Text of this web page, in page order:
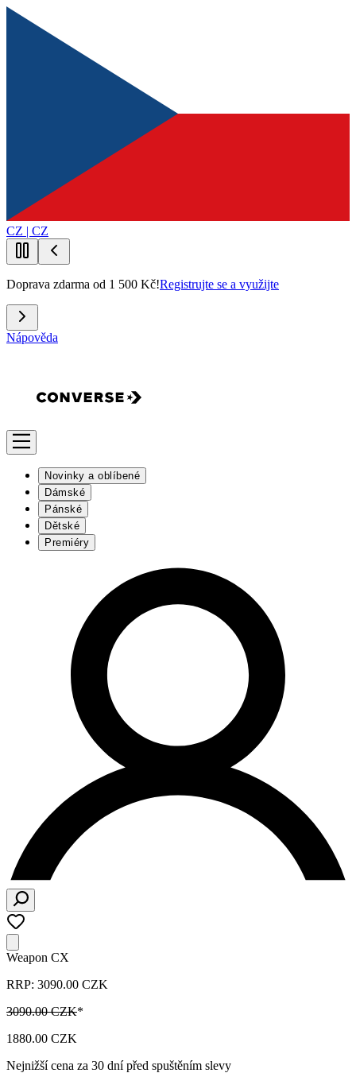
CZ | CZ
Doprava zdarma od 1 500 Kč!Registrujte se a využijte
Nápověda
Novinky a oblíbené
Dámské
Pánské
Dětské
Premiéry
Weapon CX
RRP: 3090.00 CZK
3090.00 CZK*
1880.00 CZK
Nejnižší cena za 30 dní před spuštěním slevy